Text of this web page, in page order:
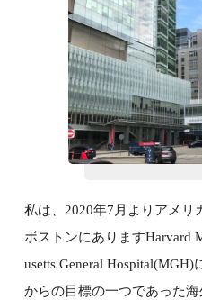
私は、2020年7月よりアメリ
ボストンにありますHarvard
usetts General
からの目標の一つであった